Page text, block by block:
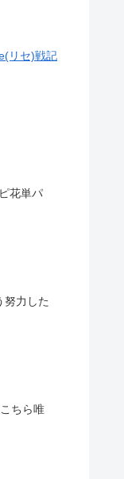
リセ)戦記
花単パ
努力した
ちら唯